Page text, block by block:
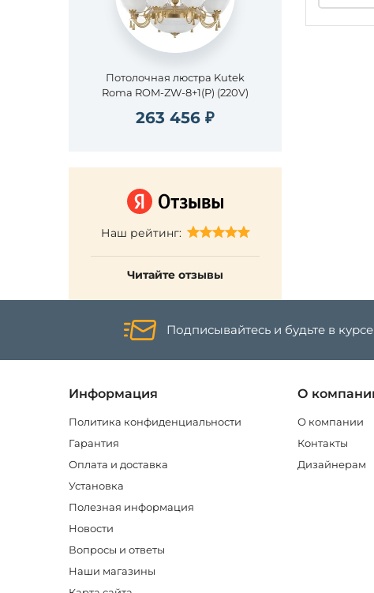
Потолочная люстра Kutek
Roma ROM-ZW-8+1(P) (220V)
263 456 ₽
Наш рейтинг:
Читайте отзывы
Подписывайтесь и будьте в
Информация
Политика конфиденциальности
Гарантия
Оплата и доставка
Установка
Полезная информация
Новости
Вопросы и ответы
Наши магазины
О
О компании
Контакты
Дизайнерам